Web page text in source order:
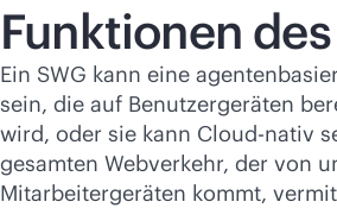
Funktionen des
Ein SWG kann eine
sein, die auf Benutzergeräten
wird, oder sie kann Cloud-nativ
gesamten Webverkehr, der von
Mitarbeitergeräten kommt,